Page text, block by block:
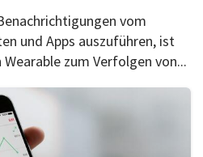
vom
und Apps auszuführen, ist
zum Verfolgen von...